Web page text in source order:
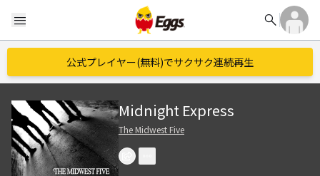
menu search
公式プレイヤー(無料)でサクサク連続再生
Midnight Express
The Midwest Five